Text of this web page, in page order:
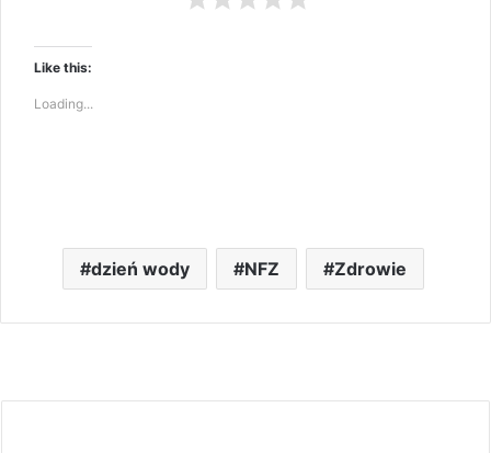
Like this:
Loading...
dzień wody NFZ Zdrowie